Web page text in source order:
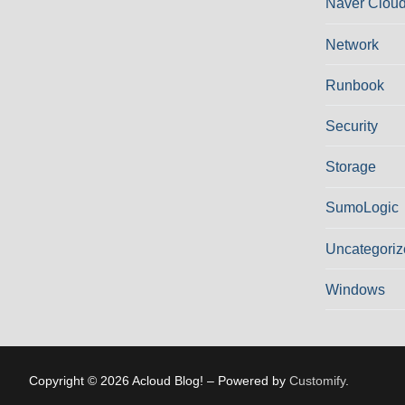
Naver
Network
Runbook
Security
Storage
SumoLogic
Windows
Copyright © 2026 Acloud Blog! – Powered by Customify.